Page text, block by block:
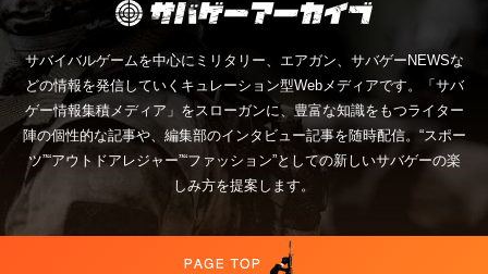
サバイバルゲームを中心にミリタリー、エアガン、サバゲーNEWSな
どの情報を発信していくキュレーション型Webメディアです。「サバ
ゲー情報集積メディア」をスローガンに、豊富な知識をもつライター
陣の個性的な記事や、編集部のインタビュー記事を随時配信。“スポー
ツ”“アウトドアレジャー”“ファッション”としての新しいサバゲーの楽
しみ方を提案します。